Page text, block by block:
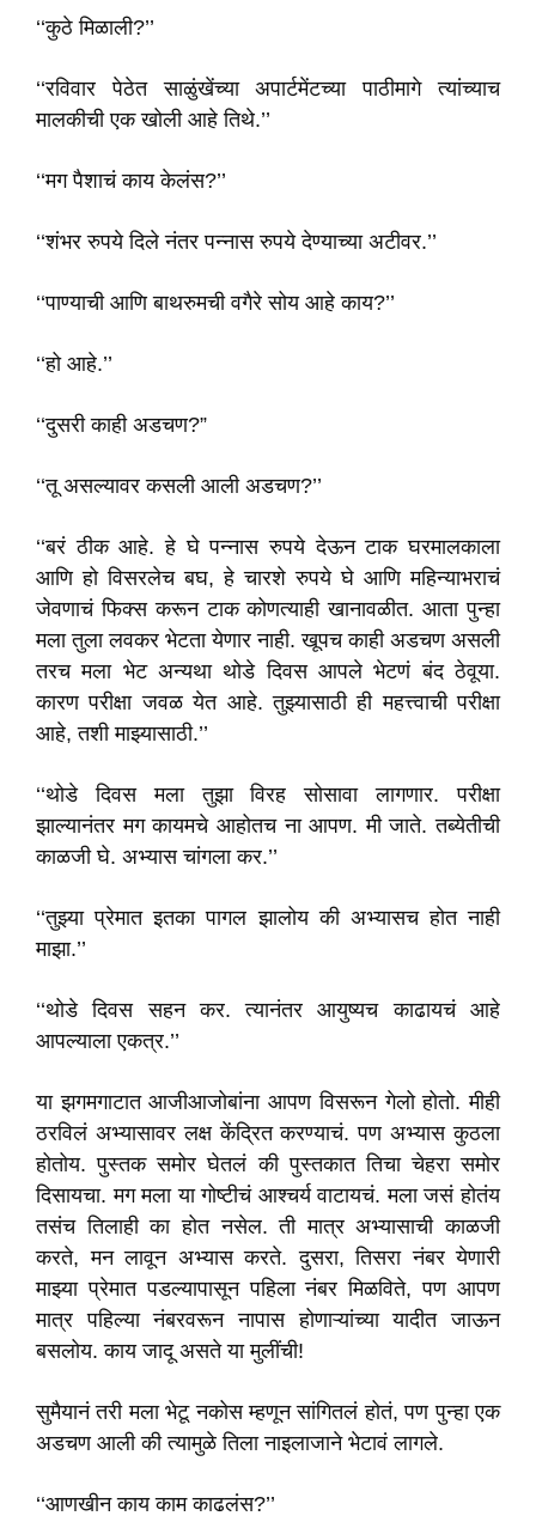
‘‘कुठे मिळाली?’’
‘‘रविवार पेठेत साळुंखेंच्या अपार्टमेंटच्या पाठीमागे त्यांच्याच
मालकीची एक खोली आहे तिथे.’’
‘‘मग पैशाचं काय केलंस?’’
‘‘शंभर रुपये दिले नंतर पन्नास रुपये देण्याच्या अटीवर.’’
‘‘पाण्याची आणि बाथरुमची वगैरे सोय आहे काय?’’
‘‘हो आहे.’’
‘‘दुसरी काही अडचण?”
‘‘तू असल्यावर कसली आली अडचण?’’
‘‘बरं ठीक आहे. हे घे पन्नास रुपये देऊन टाक घरमालकाला
आणि हो विसरलेच बघ, हे चारशे रुपये घे आणि महिन्याभराचं
जेवणाचं फिक्स करून टाक कोणत्याही खानावळीत. आता पुन्हा
मला तुला लवकर भेटता येणार नाही. खूपच काही अडचण असली
तरच मला भेट अन्यथा थोडे दिवस आपले भेटणं बंद ठेवूया.
कारण परीक्षा जवळ येत आहे. तुझ्यासाठी ही महत्त्वाची परीक्षा
आहे, तशी माझ्यासाठी.’’
‘‘थोडे दिवस मला तुझा विरह सोसावा लागणार. परीक्षा
झाल्यानंतर मग कायमचे आहोतच ना आपण. मी जाते. तब्येतीची
काळजी घे. अभ्यास चांगला कर.’’
‘‘तुझ्या प्रेमात इतका पागल झालोय की अभ्यासच होत नाही
माझा.’’
‘‘थोडे दिवस सहन कर. त्यानंतर आयुष्यच काढायचं आहे
आपल्याला एकत्र.’’
या झगमगाटात आजीआजोबांना आपण विसरून गेलो होतो. मीही
ठरविलं अभ्यासावर लक्ष केंद्रित करण्याचं. पण अभ्यास कुठला
होतोय. पुस्तक समोर घेतलं की पुस्तकात तिचा चेहरा समोर
दिसायचा. मग मला या गोष्टीचं आश्चर्य वाटायचं. मला जसं होतंय
तसंच तिलाही का होत नसेल. ती मात्र अभ्यासाची काळजी
करते, मन लावून अभ्यास करते. दुसरा, तिसरा नंबर येणारी
माझ्या प्रेमात पडल्यापासून पहिला नंबर मिळविते, पण आपण
मात्र पहिल्या नंबरवरून नापास होणाऱ्यांच्या यादीत जाऊन
बसलोय. काय जादू असते या मुलींची!
सुमैयानं तरी मला भेटू नकोस म्हणून सांगितलं होतं, पण पुन्हा एक
अडचण आली की त्यामुळे तिला नाइलाजाने भेटावं लागले.
‘‘आणखीन काय काम काढलंस?’’